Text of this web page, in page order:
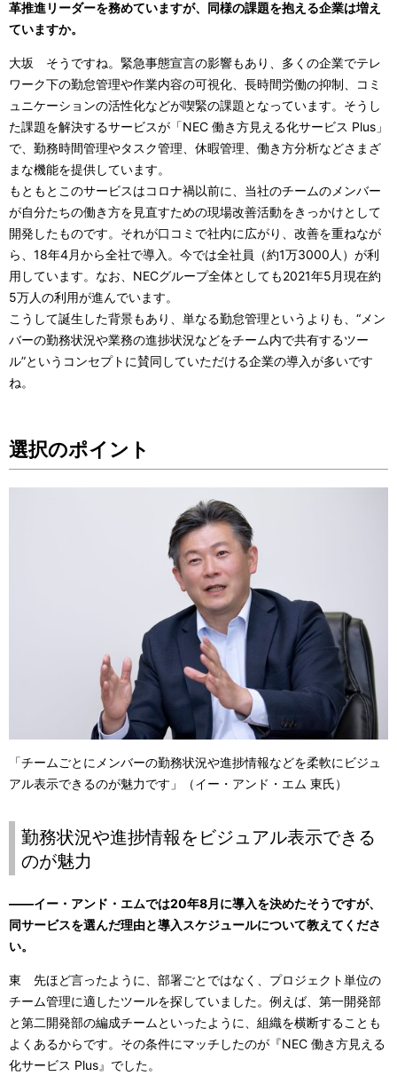
革推進リーダーを務めていますが、同様の課題を抱える企業は増え
ていますか。
大坂 そうですね。緊急事態宣言の影響もあり、多くの企業でテレ
ワーク下の勤怠管理や作業内容の可視化、長時間労働の抑制、コミ
ュニケーションの活性化などが喫緊の課題となっています。そうし
た課題を解決するサービスが「NEC 働き方見える化サービス Plus」
で、勤務時間管理やタスク管理、休暇管理、働き方分析などさまざ
まな機能を提供しています。
もともとこのサービスはコロナ禍以前に、当社のチームのメンバー
が自分たちの働き方を見直すための現場改善活動をきっかけとして
開発したものです。それが口コミで社内に広がり、改善を重ねなが
ら、18年4月から全社で導入。今では全社員（約1万3000人）が利
用しています。なお、NECグループ全体としても2021年5月現在約
5万人の利用が進んでいます。
こうして誕生した背景もあり、単なる勤怠管理というよりも、“メン
バーの勤務状況や業務の進捗状況などをチーム内で共有するツー
ル”というコンセプトに賛同していただける企業の導入が多いです
ね。
選択のポイント
勤務状況や進捗情報をビジュアル表示できる
のが魅力
――イー・アンド・エムでは20年8月に導入を決めたそうですが、
同サービスを選んだ理由と導入スケジュールについて教えてくださ
い。
東 先ほど言ったように、部署ごとではなく、プロジェクト単位の
チーム管理に適したツールを探していました。例えば、第一開発部
と第二開発部の編成チームといったように、組織を横断することも
よくあるからです。その条件にマッチしたのが『NEC 働き方見える
化サービス Plus』でした。
「チームごとにメンバーの勤務状況や進捗情報などを柔軟にビジュ
アル表示できるのが魅力です」（イー・アンド・エム 東氏）